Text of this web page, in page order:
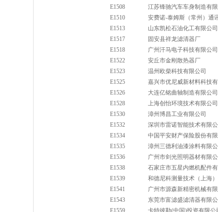
E1508
江苏锋驰汽车车身制造有
E1510
安费诺-泰姆斯（常州）通
E1513
山东凯松石油化工有限公司
E1517
固安县祥龙滤清器厂
E1518
广州汗马电子科技有限公司
E1522
安丘市金刚散热器厂
E1523
温州欧柴科技有限公司
E1525
嘉兴市优尼威新材料科技
E1526
大连亿铭曲轴制造有限公司
E1528
上海创怡环境技术有限公司
E1530
漳州博昌工业有限公司
E1532
深圳市雷诺智能技术有限
E1534
中国平安财产保险股份有
E1535
漳州三德利油漆涂料有限
E1536
广州市剑光照明器材有限
E1538
石家庄市五星内燃机配件
E1539
和德尼科测量技术（上海
E1541
广州市源森新精密机械有
E1543
东莞市富滤盛滤清器有限
E1559
卡特彼勒(中国)投资有限公